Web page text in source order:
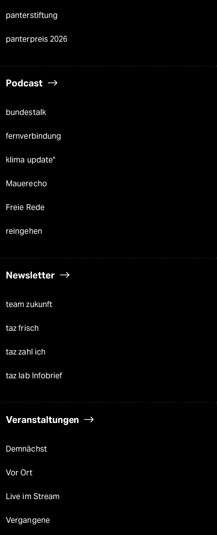
panterstiftung
panterpreis 2026
Podcast
bundestalk
fernverbindung
klima update°
Mauerecho
Freie Rede
reingehen
Newsletter
team zukunft
taz frisch
taz zahl ich
taz lab Infobrief
Veranstaltungen
Demnächst
Vor Ort
Live im Stream
Vergangene